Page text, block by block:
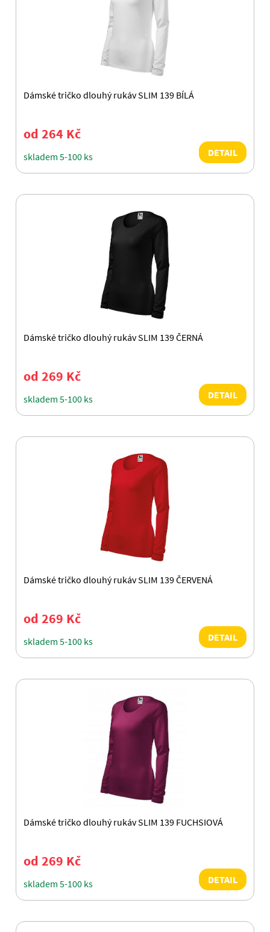
Dámské tričko dlouhý rukáv SLIM 139 BÍLÁ
od 264 Kč
skladem 5-100 ks DETAIL
Dámské tričko dlouhý rukáv SLIM 139 ČERNÁ
od 269 Kč
skladem 5-100 ks DETAIL
Dámské tričko dlouhý rukáv SLIM 139 ČERVENÁ
od 269 Kč
skladem 5-100 ks DETAIL
Dámské tričko dlouhý rukáv SLIM 139 FUCHSIOVÁ
od 269 Kč
skladem 5-100 ks DETAIL